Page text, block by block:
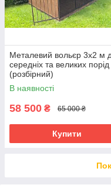
Металевий вольєр 3х2 м
середніх та великих порід
(розбірний)
В наявності
58 500 ₴ 65 000 ₴
Купити